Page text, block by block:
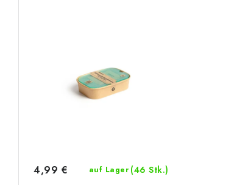
auf Lager (46 Stk.)
4,99 €